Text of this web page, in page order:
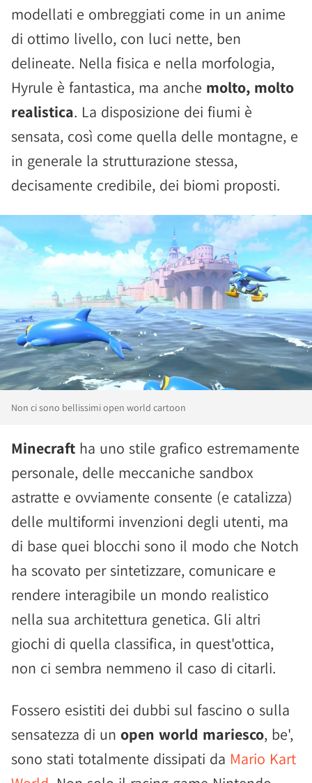
modellati e ombreggiati come in un anime
di ottimo livello, con luci nette, ben
delineate. Nella fisica e nella morfologia,
Hyrule è fantastica, ma anche molto, molto
realistica. La disposizione dei fiumi è
sensata, così come quella delle montagne, e
in generale la strutturazione stessa,
decisamente credibile, dei biomi proposti.
Non ci sono bellissimi open world cartoon
Minecraft ha uno stile grafico estremamente
personale, delle meccaniche sandbox
astratte e ovviamente consente (e catalizza)
delle multiformi invenzioni degli utenti, ma
di base quei blocchi sono il modo che Notch
ha scovato per sintetizzare, comunicare e
rendere interagibile un mondo realistico
nella sua architettura genetica. Gli altri
giochi di quella classifica, in quest'ottica,
non ci sembra nemmeno il caso di citarli.
Fossero esistiti dei dubbi sul fascino o sulla
sensatezza di un open world mariesco, be',
sono stati totalmente dissipati da Mario Kart